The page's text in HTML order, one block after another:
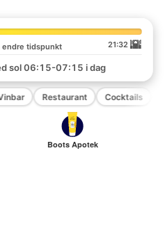
Boots Apotek
endre tidspunkt 21:32 🌇
sol06:15-07:15 i dag
Restaurant Cocktails